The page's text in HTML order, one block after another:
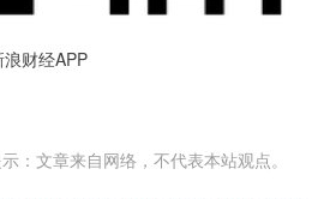
财经APP
：文章来自网络，不代表本站观点。